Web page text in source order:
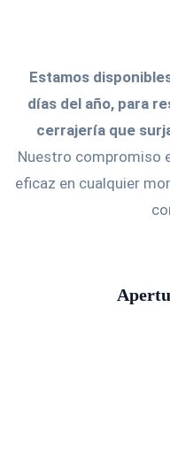
Estamos
días del año, para
cerrajería que
Nuestro compromiso
eficaz en cualquier